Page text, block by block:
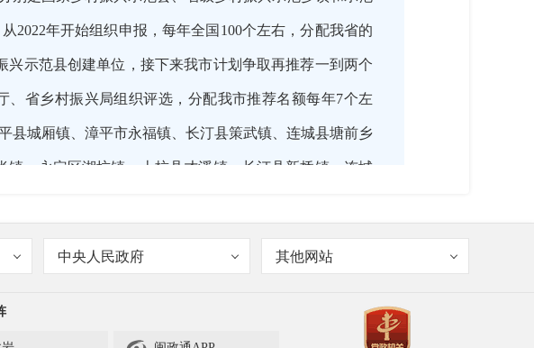
2022年开始组织申报，每年全国100个左右，分配我省的
示范县创建单位，接下来我市计划争取再推荐一到两个
省乡村振兴局组织评选，分配我市推荐名额每年7个左
县城厢镇、漳平市永福镇、长汀县策武镇、连城县塘前乡
、永定区湖坑镇、上杭县才溪镇、长汀县新桥镇、连城
省乡村振兴局组织评选，分配我市推荐名额每年63个左
区江山镇山塘村、永定区金砂镇西田村、上杭县临城镇
村、漳平市南洋镇北寮村等63个村成功列入2022年度乡
上杭县蓝溪镇沈田村、武平县桃溪镇新礤村、长汀县古城
中央人民政府 其他网站